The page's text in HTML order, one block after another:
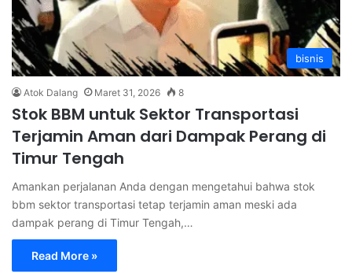
bisnis
Atok Dalang Maret 31, 2026 8
Stok BBM untuk Sektor Transportasi
Terjamin Aman dari Dampak Perang di
Timur Tengah
Amankan perjalanan Anda dengan mengetahui bahwa stok
bbm sektor transportasi tetap terjamin aman meski ada
dampak perang di Timur Tengah,…
Read More »